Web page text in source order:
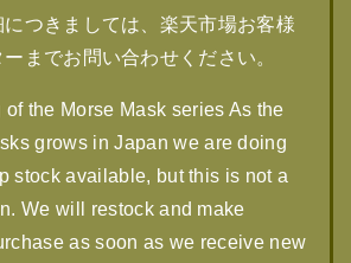
つきましては、楽天市場お客様
までお問い合わせください。
of the Morse Mask series As the
grows in Japan we are doing
stock available, but this is not a
We will restock and make
as soon as we receive new